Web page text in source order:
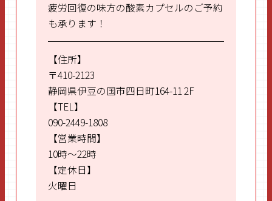
疲労回復の味方の酸素カプセルのご予約
も承ります！
【住所】
〒410-2123
静岡県伊豆の国市四日町164-11 2F
【TEL】
090-2449-1808
【営業時間】
10時～22時
【定休日】
火曜日